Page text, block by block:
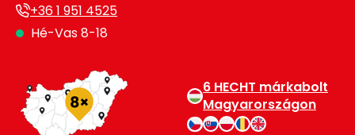
+36 1 951 4525
Hé-Vas 8-18
6 HECHT márkabolt
Magyarországon